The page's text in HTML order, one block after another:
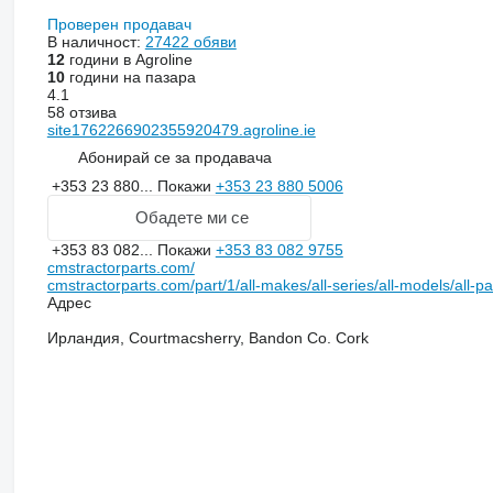
Проверен продавач
В наличност: 27422 обяви
12години в Agroline
10години на пазара
4.1
58 отзива
site1762266902355920479.agroline.ie
Абонирай се за продавача
+353 23 880... Покажи +353 23 880 5006
Обадете ми се
+353 83 082... Покажи +353 83 082 9755
cmstractorparts.com/
cmstractorparts.com/part/1/all-makes/all-series/all-models/all-
Адрес
Ирландия, Courtmacsherry, Bandon Co. Cork